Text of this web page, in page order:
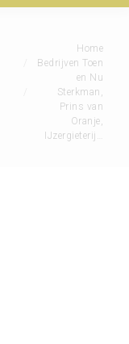
Home
Bedrijven Toen
en Nu
Sterkman,
Prins van
Oranje,
IJzergieterij…